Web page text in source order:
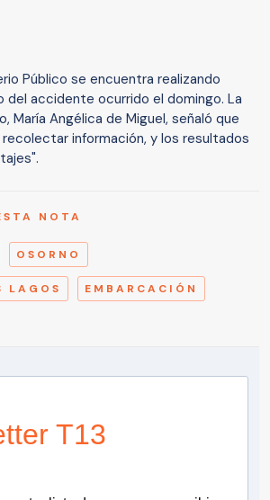
Público se encuentra realizando
del accidente ocurrido el domingo. La
María Angélica de Miguel, señaló que
información, y los resultados
NOTA
OSORNO
LAGOS EMBARCACIÓN
T13